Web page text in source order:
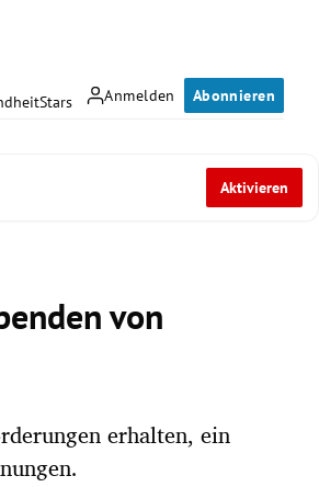
Anmelden Abonnieren
Stars
Aktivieren
von
erhalten, ein